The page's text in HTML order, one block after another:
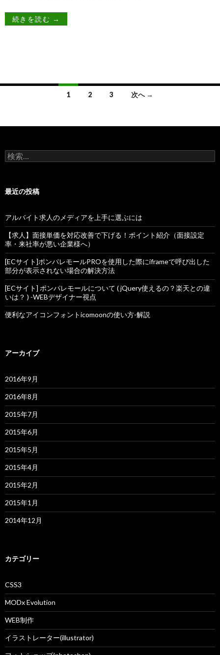
続きを読む →
1 2 3 次へ →
検索:
最近の投稿
アルバイト求人のメディアを上手に選ぶには
【求人】面接単価を対応改善で下げる！ポイント紹介（面接設定
率・来社率が悪い企業様へ）
[ECサイト]ポンパレモールPROを使用した際にiframeで呼び出した
部分が表示されない場合の解決方法
[ECサイト] ポンパレモールについて ( jQuery使えるの？楽天との違
いは？ ) -WEBデザイナー視点
便利なアイコンフォントicomoonの使い方-解説
アーカイブ
2016年9月
2016年8月
2015年7月
2015年6月
2015年5月
2015年4月
2015年2月
2015年1月
2014年12月
カテゴリー
CSS3
MODx Evolution
WEB制作
イラストレーター(illustrator)